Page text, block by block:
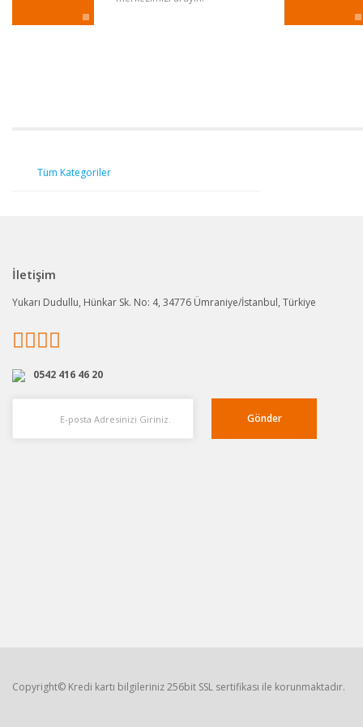
Tüm Kategoriler
İletişim
Yukarı Dudullu, Hünkar Sk. No: 4, 34776 Ümraniye/İstanbul, Türkiye
0542 416 46 20
Gönder
Copyright© Kredi kartı bilgileriniz 256bit SSL sertifikası ile korunmaktadır.